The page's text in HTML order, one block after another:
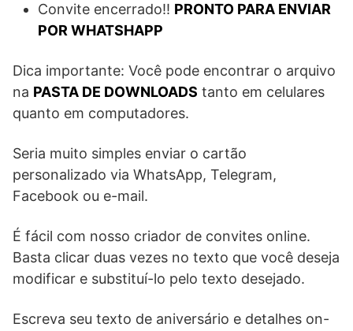
Convite encerrado!! PRONTO PARA ENVIAR
POR WHATSHAPP
Dica importante: Você pode encontrar o arquivo
na PASTA DE DOWNLOADS tanto em celulares
quanto em computadores.
Seria muito simples enviar o cartão
personalizado via WhatsApp, Telegram,
Facebook ou e-mail.
É fácil com nosso criador de convites online.
Basta clicar duas vezes no texto que você deseja
modificar e substituí-lo pelo texto desejado.
Escreva seu texto de aniversário e detalhes on-